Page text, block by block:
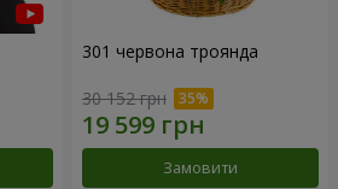
301 червона троянда
30 152 грн
Замовити